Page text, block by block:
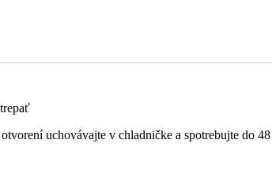
uchovávajte v chladničke a spotrebujte do